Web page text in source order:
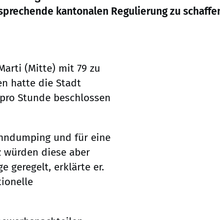
kantonalen Regulierung zu
(Mitte) mit 79 zu
hatte die Stadt
Stunde beschlossen
und für eine
würden diese aber
geregelt, erklärte er.